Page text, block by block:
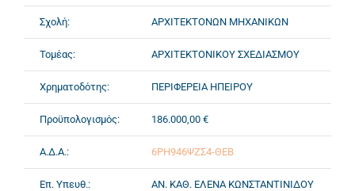
Σχολή: ΑΡΧΙΤΕΚΤΟΝΩΝ ΜΗΧΑΝΙΚΩΝ
Τομέας: ΑΡΧΙΤΕΚΤΟΝΙΚΟΥ ΣΧΕΔΙΑΣΜΟΥ
Χρηματοδότης: ΠΕΡΙΦΕΡΕΙΑ ΗΠΕΙΡΟΥ
Προϋπολογισμός: 186.000,00 €
Α.Δ.Α.: 6ΡΗ946ΨΖΣ4-ΘΕΒ
Επ. Υπευθ.: ΑΝ. ΚΑΘ. ΕΛΕΝΑ ΚΩΝΣΤΑΝΤΙΝΙΔΟΥ